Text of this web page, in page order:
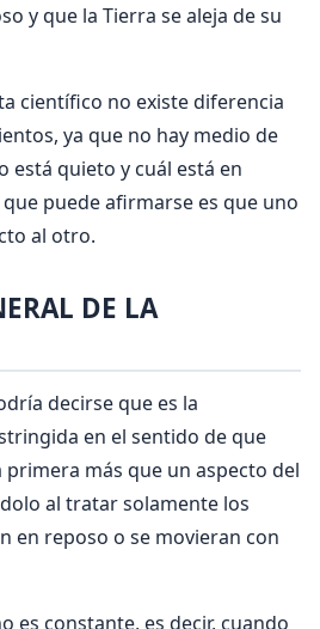
y que la Tierra se aleja de su
científico no existe diferencia
ya que no hay medio de
es­tá quieto y cuál está en
puede afirmarse es que uno
al otro.
DE LA
decirse que es la
en el sentido de que
más que un aspecto del
al tratar solamente los
en reposo o se movieran con
es constante, es decir, cuando